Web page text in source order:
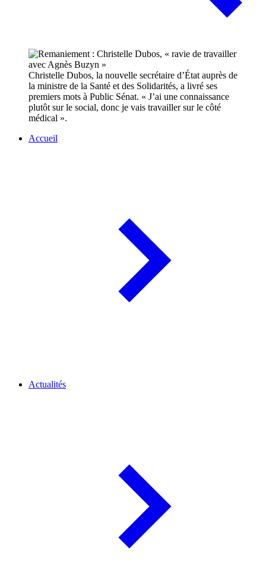
Christelle Dubos, la nouvelle secrétaire d’État auprès de
la ministre de la Santé et des Solidarités, a livré ses
premiers mots à Public Sénat. « J’ai une connaissance
plutôt sur le social, donc je vais travailler sur le côté
médical ».
Accueil
Actualités